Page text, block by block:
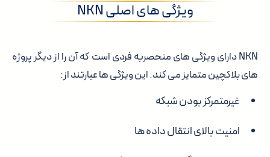
ویژگی های اصلی NKN
NKN دارای ویژگی های منحصربه فردی است که آن را از دیگر پروژه
های بلاکچین متمایز می کند. این ویژگی ها عبارتند از:
غیرمتمرکز بودن شبکه
امنیت بالای انتقال داده ها